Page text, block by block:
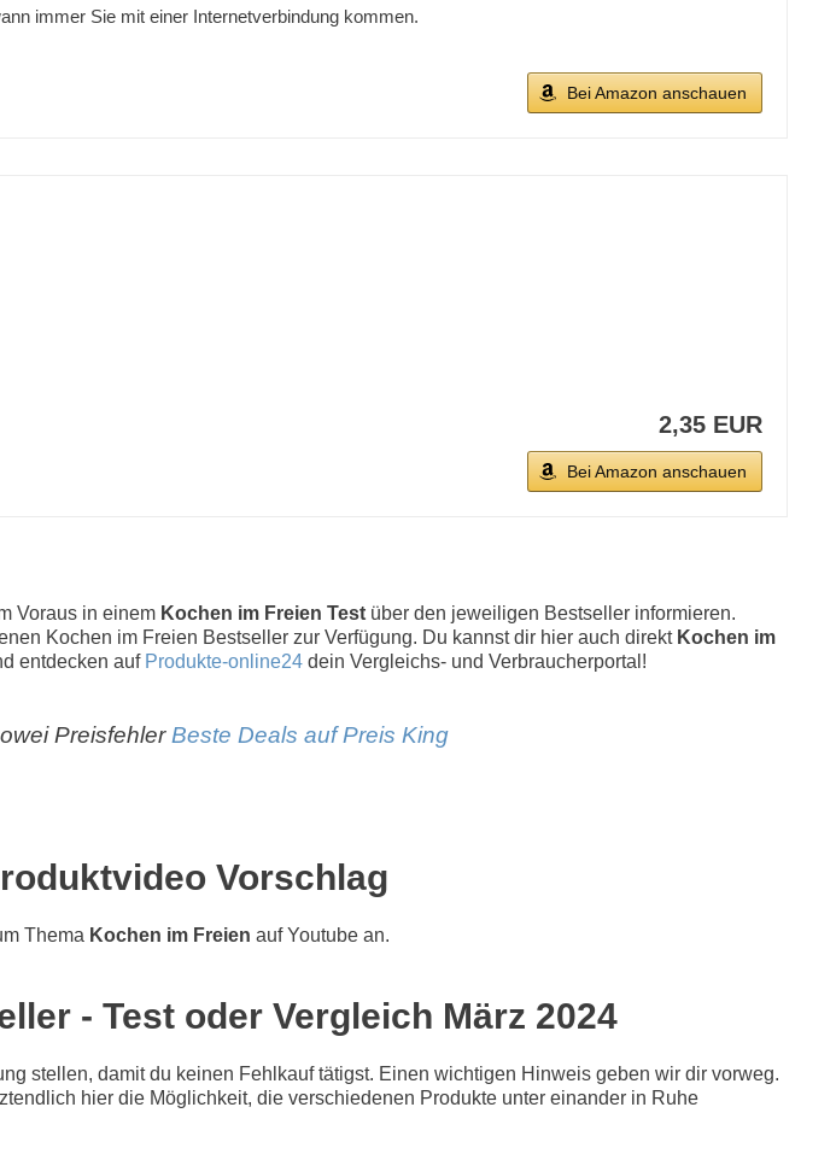
immer Sie mit einer Internetverbindung kommen.
Bei Amazon anschauen
2,35 EUR
Bei Amazon anschauen
Voraus in einem Kochen im Freien Test über den jeweiligen Bestseller informieren.
Kochen im Freien Bestseller zur Verfügung. Du kannst dir hier auch direkt Kochen im
entdecken auf Produkte-online24 dein Vergleichs- und Verbraucherportal!
Preisfehler Beste Deals auf Preis King
Vorschlag
Thema Kochen im Freien auf Youtube an.
- Test oder Vergleich März 2024
stellen, damit du keinen Fehlkauf tätigst. Einen wichtigen Hinweis geben wir dir vorweg.
hier die Möglichkeit, die verschiedenen Produkte unter einander in Ruhe